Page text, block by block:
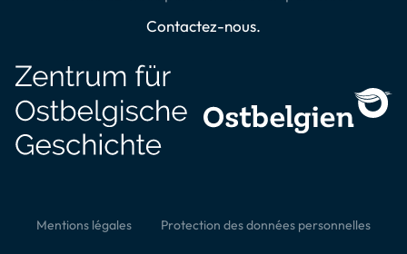
Contactez-nous.
Mentions légales Protection des données personnelles